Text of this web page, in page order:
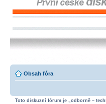
Obsah fóra
Toto diskuzní fórum je „odborně –